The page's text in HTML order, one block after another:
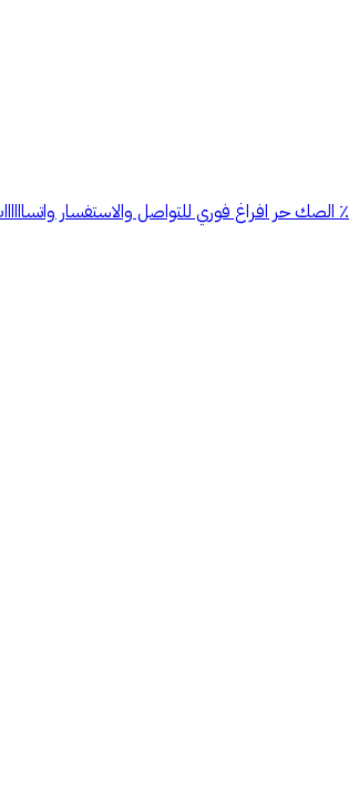
🔴 فيلا للبيع 🔴 التفاصيل 👇🏼 دورين مفصولة العمر 35 سنة تقريبا البيع كاش فقط الموقع داخل الاعلان